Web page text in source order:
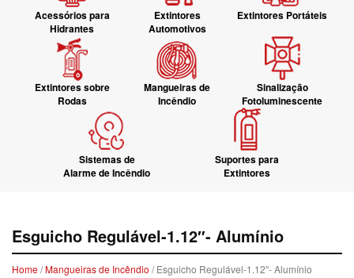
Acessórios para
Hidrantes
Extintores
Automotivos
Extintores Portáteis
Extintores sobre
Rodas
Mangueiras de
Incêndio
Sinalização
Fotoluminescente
Sistemas de
Alarme de Incêndio
Suportes para
Extintores
Esguicho Regulável-1.12″- Alumínio
Home/Mangueiras de Incêndio / Esguicho Regulável-1.12″- Alumínio